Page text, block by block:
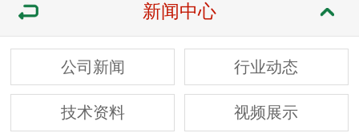
新闻中心
公司新闻 行业动态
技术资料 视频展示